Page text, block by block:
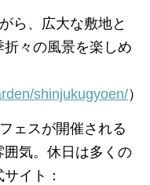
ら、広大な敷地と
々の風景を楽しめ
shinjukugyoen/）
ェスが開催される
気。休日は多くの
イト：